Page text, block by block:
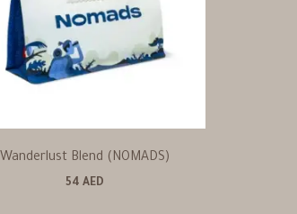
Wanderlust Blend (NOMADS)
54 AED